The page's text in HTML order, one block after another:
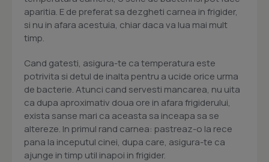
aparitia. E de preferat sa dezgheti carnea in frigider,
si nu in afara acestuia, chiar daca va lua mai mult
timp.
Cand gatesti, asigura-te ca temperatura este
potrivita si detul de inalta pentru a ucide orice urma
de bacterie. Atunci cand servesti mancarea, nu uita
ca dupa aproximativ doua ore in afara frigiderului,
exista sanse mari ca aceasta sa inceapa sa se
altereze. In primul rand carnea: pastreaz-o la rece
pana la inceputul cinei, dupa care, asigura-te ca
ajunge in timp util inapoi in frigider.